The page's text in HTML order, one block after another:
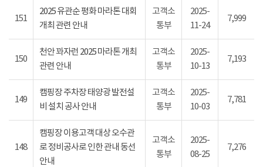
151
2025 유관순 평화 마라톤 대회
개최 관련 안내
고객소
통부
2025-
11-24
7,999
150
천안 꽈자런 2025 마라톤 개최
관련 안내
고객소
통부
2025-
10-13
7,193
149
캠핑장 주차장 태양광 발전설
비 설치 공사 안내
고객소
통부
2025-
10-03
7,781
148
캠핑장 이용고객 대상 오수관
로 정비공사로 인한 관내 동선
안내
고객소
통부
2025-
08-25
7,276